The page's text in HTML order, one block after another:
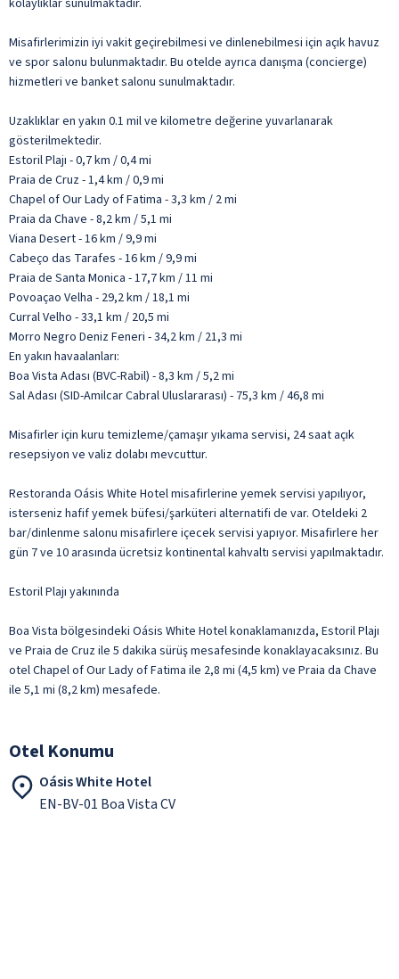
Misafirlerimizin iyi vakit geçirebilmesi ve dinlenebilmesi için açık havuz
ve spor salonu bulunmaktadır. Bu otelde ayrıca danışma (concierge)
hizmetleri ve banket salonu sunulmaktadır.
Uzaklıklar en yakın 0.1 mil ve kilometre değerine yuvarlanarak
gösterilmektedir.
Estoril Plajı - 0,7 km / 0,4 mi
Praia de Cruz - 1,4 km / 0,9 mi
Chapel of Our Lady of Fatima - 3,3 km / 2 mi
Praia da Chave - 8,2 km / 5,1 mi
Viana Desert - 16 km / 9,9 mi
Cabeço das Tarafes - 16 km / 9,9 mi
Praia de Santa Monica - 17,7 km / 11 mi
Povoaçao Velha - 29,2 km / 18,1 mi
Curral Velho - 33,1 km / 20,5 mi
Morro Negro Deniz Feneri - 34,2 km / 21,3 mi
En yakın havaalanları:
Boa Vista Adası (BVC-Rabil) - 8,3 km / 5,2 mi
Sal Adası (SID-Amilcar Cabral Uluslararası) - 75,3 km / 46,8 mi
Misafirler için kuru temizleme/çamaşır yıkama servisi, 24 saat açık
resepsiyon ve valiz dolabı mevcuttur.
Restoranda Oásis White Hotel misafirlerine yemek servisi yapılıyor,
isterseniz hafif yemek büfesi/şarküteri alternatifi de var. Oteldeki 2
bar/dinlenme salonu misafirlere içecek servisi yapıyor. Misafirlere her
gün 7 ve 10 arasında ücretsiz kontinental kahvaltı servisi yapılmaktadır.
Estoril Plajı yakınında
Boa Vista bölgesindeki Oásis White Hotel konaklamanızda, Estoril Plajı
ve Praia de Cruz ile 5 dakika sürüş mesafesinde konaklayacaksınız. Bu
otel Chapel of Our Lady of Fatima ile 2,8 mi (4,5 km) ve Praia da Chave
ile 5,1 mi (8,2 km) mesafede.
Otel Konumu
Oásis White Hotel
EN-BV-01 Boa Vista CV